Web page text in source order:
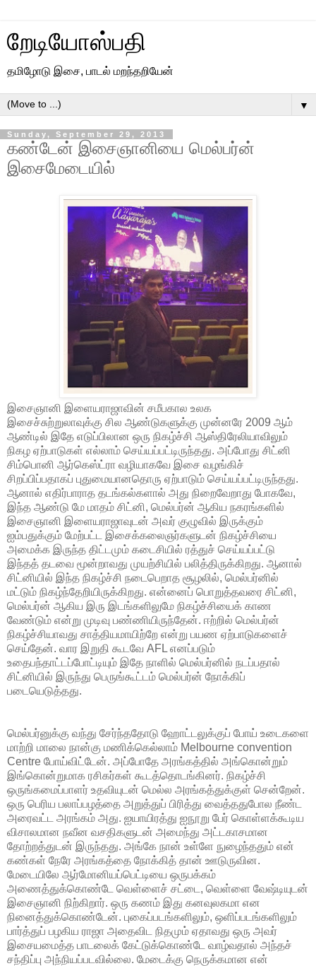
றேடியோஸ்பதி
தமிழோடு இசை, பாடல் மறந்தறியேன்
▼
Sunday, September 29, 2013
கண்டேன் இசைஞானியை மெல்பர்ன்
இசைமேடையில்
இசைஞானி இளையராஜாவின் சமீபகால உலக
இசைச்சுற்றுலாவுக்கு சில ஆண்டுகளுக்கு முன்னரே 2009 ஆம்
ஆண்டில் இதே எடுப்பிலான ஒரு நிகழ்ச்சி ஆஸ்திரேலியாவிலும்
நிகழ ஏற்பாடுகள் எல்லாம் செய்யப்பட்டிருந்தது. அப்போது சிட்னி
சிம்பொனி ஆர்கெஸ்ட்ரா வழியாகவே இசை வழங்கிச்
சிறப்பிப்பதாகப் புதுமையானதொரு ஏற்பாடும் செய்யப்பட்டிருந்தது.
ஆனால் எதிர்பாராத தடங்கல்களால் அது நிறைவேறாது போகவே,
இந்த ஆண்டு மே மாதம் சிட்னி, மெல்பர்ன் ஆகிய நகரங்களில்
இசைஞானி இளையராஜாவுடன் அவர் குழுவில் இருக்கும்
ஐம்பதுக்கும் மேற்பட்ட இசைக்கலைஞர்களுடன் நிகழ்ச்சியை
அமைக்க இருந்த திட்டமும் கடைசியில் ரத்துச் செய்யப்பட்டு
இந்தத் தடவை மூன்றாவது முயற்சியில் பலித்திருக்கிறது. ஆனால்
சிட்னியில் இந்த நிகழ்ச்சி நடைபெறாத சூழலில், மெல்பர்னில்
மட்டும் நிகழ்ந்தேறியிருக்கிறது. என்னைப் பொறுத்தவரை சிட்னி,
மெல்பர்ன் ஆகிய இரு இடங்களிலுமே நிகழ்ச்சியைக் காண
வேண்டும் என்று முடிவு பண்ணியிருந்தேன். ஈற்றில் மெல்பர்ன்
நிகழ்ச்சியாவது சாத்தியமாயிற்றே என்று பயண ஏற்பாடுகளைச்
செய்தேன். வார இறுதி கூடவே AFL எனப்படும்
உதைபந்தாட்டப்போட்டியும் இதே நாளில் மெல்பர்னில் நடப்பதால்
சிட்னியில் இருந்து பெருங்கூட்டம் மெல்பர்ன் நோக்கிப்
படையெடுத்தது.
மெல்பர்னுக்கு வந்து சேர்ந்ததோடு ஹோட்டலுக்குப் போய் உடைகளை
மாற்றி மாலை நான்கு மணிக்கெல்லாம் Melbourne convention
Centre போய்விட்டேன். அப்போதே அரங்கத்தில் அங்கொன்றும்
இங்கொன்றுமாக ரசிகர்கள் கூடத்தொடங்கினர். நிகழ்ச்சி
ஒருங்கமைப்பாளர் உதவியுடன் மெல்ல அரங்கத்துக்குள் சென்றேன்.
ஒரு பெரிய பலாப்பழத்தை அறுத்துப் பிரித்து வைத்ததுபோல நீண்ட
அரைவட்ட அரங்கம் அது. ஐயாயிரத்து ஐநூறு பேர் கொள்ளக்கூடிய
விசாலமான நவீன வசதிகளுடன் அமைந்து அட்டகாசமான
தோற்றத்துடன் இருந்தது. அங்கே நான் உள்ளே நுழைந்ததும் என்
கண்கள் நேரே அரங்கத்தை நோக்கித் தான் ஊடுருவின.
மேடையிலே ஆர்மோனியப்பெட்டியை ஒருபக்கம்
அணைத்துக்கொண்டே வெள்ளைச் சட்டை, வெள்ளை வேஷ்டியுடன்
இசைஞானி நிற்கிறார். ஒரு கணம் இது கனவுலகமா என
நினைத்துக்கொண்டேன். புகைப்படங்களிலும், ஒளிப்படங்களிலும்
பார்த்துப் பழகிய ராஜா அதைவிட நிதமும் ஏதாவது ஒரு அவர்
இசையமைத்த பாடலைக் கேட்டுக்கொண்டே வாழ்வதால் அந்தச்
சந்திப்பு அந்நியப்படவில்லை. மேடைக்கு நெருக்கமான என்